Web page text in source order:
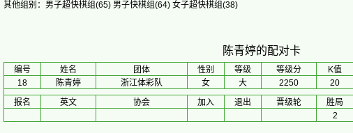
其他组别： 男子超快棋组(65) 男子快棋组(64) 女子超快棋组(38)
陈青婷的配对卡
编号 姓名 团体 性别 等级 等级分 K值
18
陈青婷 浙江体彩队 女 大 2250 20
报名
英文 协会 加入 退出 晋级轮 胜局
2